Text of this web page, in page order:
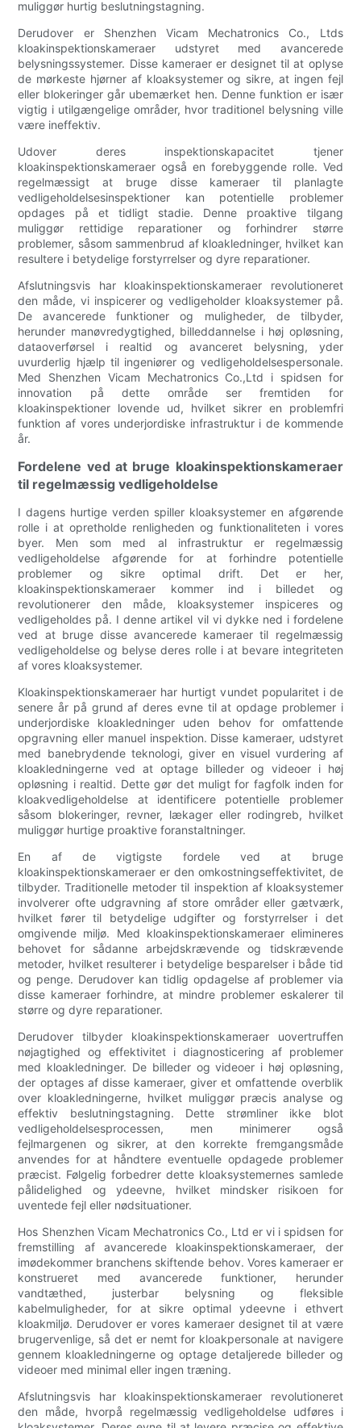
muliggør hurtig beslutningstagning.
Derudover er Shenzhen Vicam Mechatronics Co., Ltds
kloakinspektionskameraer udstyret med avancerede
belysningssystemer. Disse kameraer er designet til at oplyse
de mørkeste hjørner af kloaksystemer og sikre, at ingen fejl
eller blokeringer går ubemærket hen. Denne funktion er især
vigtig i utilgængelige områder, hvor traditionel belysning ville
være ineffektiv.
Udover deres inspektionskapacitet tjener
kloakinspektionskameraer også en forebyggende rolle. Ved
regelmæssigt at bruge disse kameraer til planlagte
vedligeholdelsesinspektioner kan potentielle problemer
opdages på et tidligt stadie. Denne proaktive tilgang
muliggør rettidige reparationer og forhindrer større
problemer, såsom sammenbrud af kloakledninger, hvilket kan
resultere i betydelige forstyrrelser og dyre reparationer.
Afslutningsvis har kloakinspektionskameraer revolutioneret
den måde, vi inspicerer og vedligeholder kloaksystemer på.
De avancerede funktioner og muligheder, de tilbyder,
herunder manøvredygtighed, billeddannelse i høj opløsning,
dataoverførsel i realtid og avanceret belysning, yder
uvurderlig hjælp til ingeniører og vedligeholdelsespersonale.
Med Shenzhen Vicam Mechatronics Co.,Ltd i spidsen for
innovation på dette område ser fremtiden for
kloakinspektioner lovende ud, hvilket sikrer en problemfri
funktion af vores underjordiske infrastruktur i de kommende
år.
Fordelene ved at bruge kloakinspektionskameraer
til regelmæssig vedligeholdelse
I dagens hurtige verden spiller kloaksystemer en afgørende
rolle i at opretholde renligheden og funktionaliteten i vores
byer. Men som med al infrastruktur er regelmæssig
vedligeholdelse afgørende for at forhindre potentielle
problemer og sikre optimal drift. Det er her,
kloakinspektionskameraer kommer ind i billedet og
revolutionerer den måde, kloaksystemer inspiceres og
vedligeholdes på. I denne artikel vil vi dykke ned i fordelene
ved at bruge disse avancerede kameraer til regelmæssig
vedligeholdelse og belyse deres rolle i at bevare integriteten
af vores kloaksystemer.
Kloakinspektionskameraer har hurtigt vundet popularitet i de
senere år på grund af deres evne til at opdage problemer i
underjordiske kloakledninger uden behov for omfattende
opgravning eller manuel inspektion. Disse kameraer, udstyret
med banebrydende teknologi, giver en visuel vurdering af
kloakledningerne ved at optage billeder og videoer i høj
opløsning i realtid. Dette gør det muligt for fagfolk inden for
kloakvedligeholdelse at identificere potentielle problemer
såsom blokeringer, revner, lækager eller rodingreb, hvilket
muliggør hurtige proaktive foranstaltninger.
En af de vigtigste fordele ved at bruge
kloakinspektionskameraer er den omkostningseffektivitet, de
tilbyder. Traditionelle metoder til inspektion af kloaksystemer
involverer ofte udgravning af store områder eller gætværk,
hvilket fører til betydelige udgifter og forstyrrelser i det
omgivende miljø. Med kloakinspektionskameraer elimineres
behovet for sådanne arbejdskrævende og tidskrævende
metoder, hvilket resulterer i betydelige besparelser i både tid
og penge. Derudover kan tidlig opdagelse af problemer via
disse kameraer forhindre, at mindre problemer eskalerer til
større og dyre reparationer.
Derudover tilbyder kloakinspektionskameraer uovertruffen
nøjagtighed og effektivitet i diagnosticering af problemer
med kloakledninger. De billeder og videoer i høj opløsning,
der optages af disse kameraer, giver et omfattende overblik
over kloakledningerne, hvilket muliggør præcis analyse og
effektiv beslutningstagning. Dette strømliner ikke blot
vedligeholdelsesprocessen, men minimerer også
fejlmargenen og sikrer, at den korrekte fremgangsmåde
anvendes for at håndtere eventuelle opdagede problemer
præcist. Følgelig forbedrer dette kloaksystemernes samlede
pålidelighed og ydeevne, hvilket mindsker risikoen for
uventede fejl eller nødsituationer.
Hos Shenzhen Vicam Mechatronics Co., Ltd er vi i spidsen for
fremstilling af avancerede kloakinspektionskameraer, der
imødekommer branchens skiftende behov. Vores kameraer er
konstrueret med avancerede funktioner, herunder
vandtæthed, justerbar belysning og fleksible
kabelmuligheder, for at sikre optimal ydeevne i ethvert
kloakmiljø. Derudover er vores kameraer designet til at være
brugervenlige, så det er nemt for kloakpersonale at navigere
gennem kloakledningerne og optage detaljerede billeder og
videoer med minimal eller ingen træning.
Afslutningsvis har kloakinspektionskameraer revolutioneret
den måde, hvorpå regelmæssig vedligeholdelse udføres i